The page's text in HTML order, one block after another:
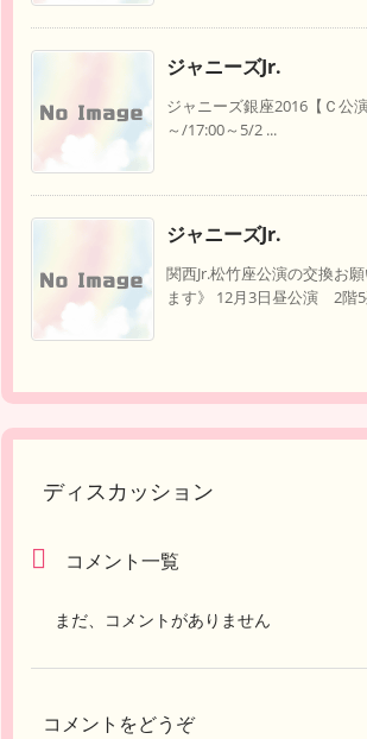
ジャニーズJr.
ジャニーズ銀座2016【Ｃ公
～/17:00～5/2 ...
ジャニーズJr.
関西Jr.松竹座公演の交換お
ます》 12月3日昼公演 2階5
ディスカッション
コメント一覧
まだ、コメントがありません
コメントをどうぞ